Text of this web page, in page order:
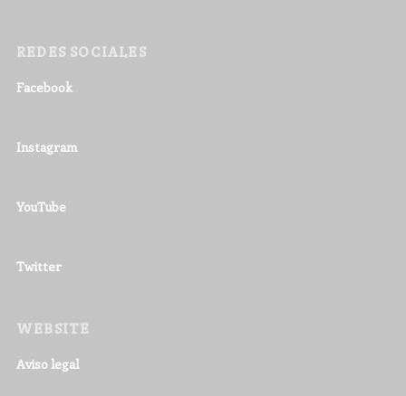
REDES SOCIALES
Facebook
Instagram
YouTube
Twitter
WEBSITE
Aviso legal